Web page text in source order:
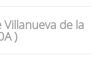
de la
)